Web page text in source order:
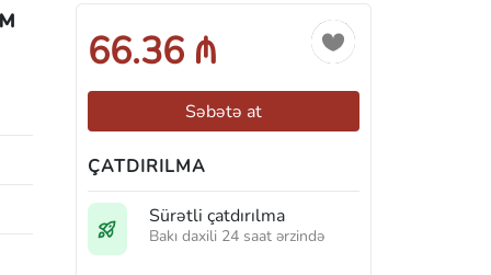
66.36 ₼
Səbətə at
ÇATDIRILMA
Sürətli çatdırılma
Bakı daxili 24 saat ərzində